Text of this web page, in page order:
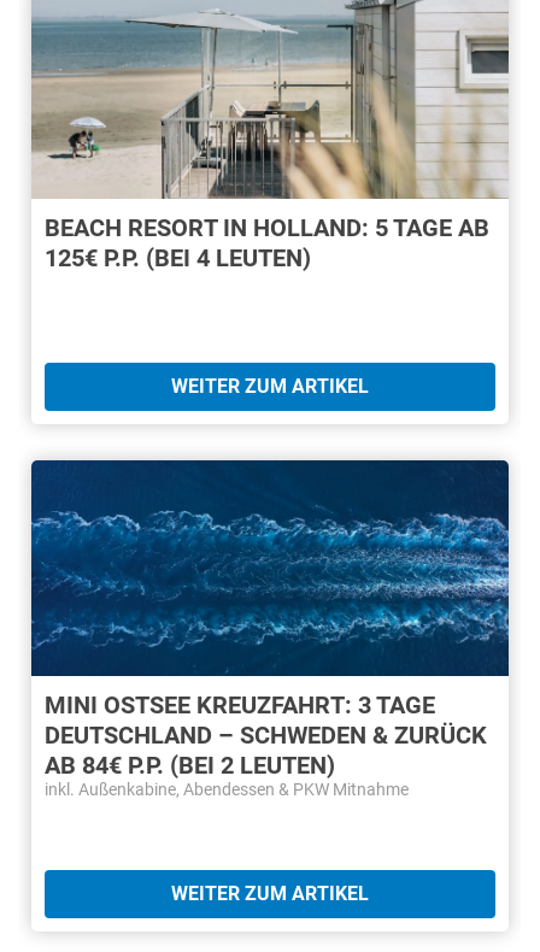
BEACH RESORT IN HOLLAND: 5 TAGE AB
125€ P.P. (BEI 4 LEUTEN)
WEITER ZUM ARTIKEL
MINI OSTSEE KREUZFAHRT: 3 TAGE
DEUTSCHLAND – SCHWEDEN & ZURÜCK
AB 84€ P.P. (BEI 2 LEUTEN)
inkl. Außenkabine, Abendessen & PKW Mitnahme
WEITER ZUM ARTIKEL